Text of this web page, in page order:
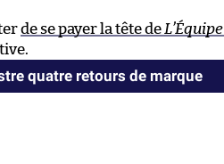
de se payer la tête de L’Équipe
quatre retours de marque